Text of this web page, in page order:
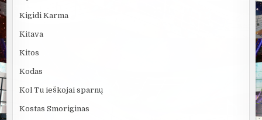
Kigidi Karma
Kitava
Kitos
Kodas
Kol Tu ieškojai sparnų
Kostas Smoriginas